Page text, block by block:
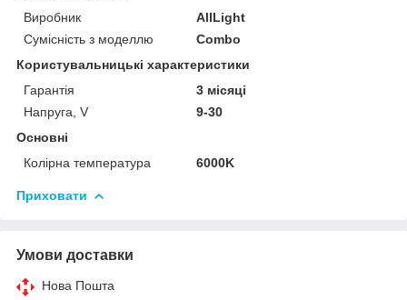
Виробник
AllLight
Сумісність з моделлю
Combo
Користувальницькі характеристики
Гарантія
3 місяці
Напруга, V
9-30
Основні
Колірна температура
6000K
Приховати
Умови доставки
Нова Пошта